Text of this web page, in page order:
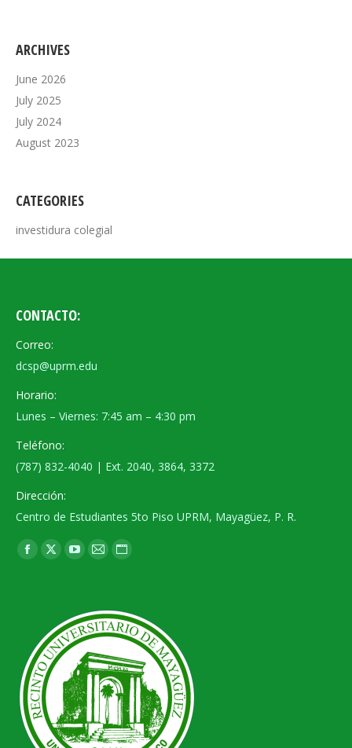
ARCHIVES
June 2026
July 2025
July 2024
August 2023
CATEGORIES
investidura colegial
CONTACTO:
Correo:
dcsp@uprm.edu
Horario:
Lunes – Viernes: 7:45 am – 4:30 pm
Teléfono:
(787) 832-4040 | Ext. 2040, 3864, 3372
Dirección:
Centro de Estudiantes 5to Piso UPRM, Mayagüez, P. R.
Find us on:
Facebook
new
window
X
new
window
YouTube
in
new
window
Mail
in
new
window
Website
in
new
window